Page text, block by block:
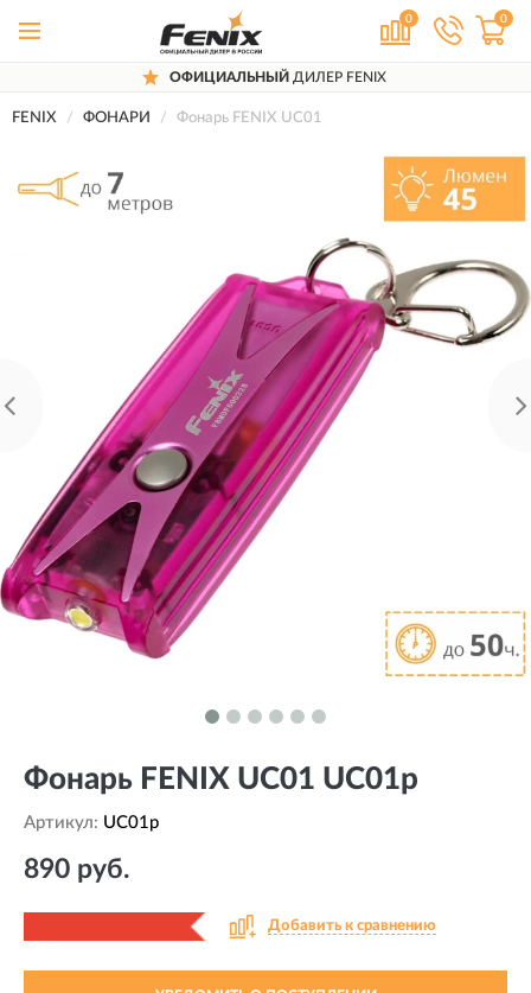
0 0
ОФИЦИАЛЬНЫЙДИЛЕР FENIX
FENIX ФОНАРИ Фонарь FENIX UC01
Фонарь FENIX UC01 UC01p
Артикул: UC01p
890 руб.
Добавить к сравнению